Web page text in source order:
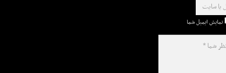
نمایش ایمیل شما